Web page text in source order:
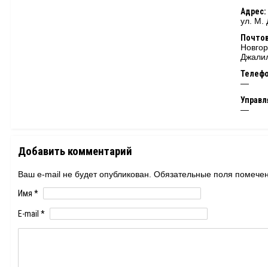
Адрес:
ул. М.
—
—
Добавить комментарий
Ваш e-mail не будет опубликован. Обязательные поля
Имя *
E-mail *